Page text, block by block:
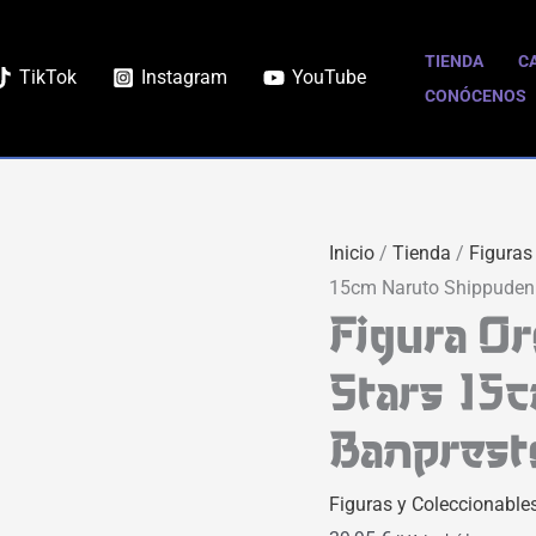
TikTok Instagram YouTube
TIENDA
CONÓCENOS
Inicio /Tienda /
15cm Naruto
Figura
Stars
Figuras y
Orochimaru
Vibration
15cm
Banpresto
cantidad